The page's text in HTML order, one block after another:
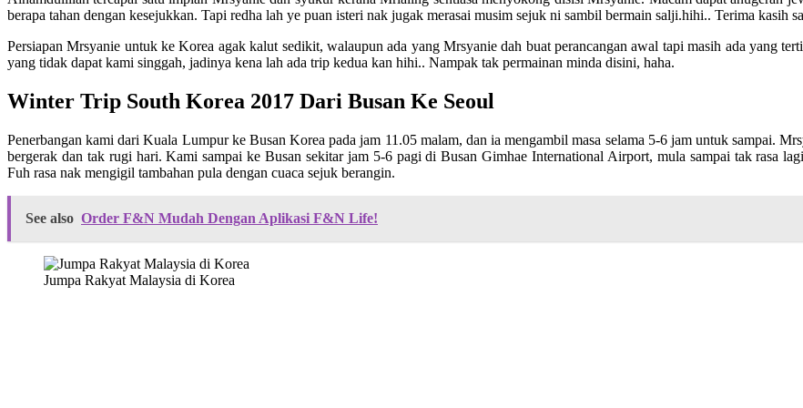
berapa tahan dengan kesejukkan. Tapi redha lah ye puan isteri nak jugak merasai musim sejuk ni sambil bermain salji.hihi.. Terima
Persiapan Mrsyanie untuk ke Korea agak kalut sedikit, walaupun ada yang Mrsyanie dah buat perancangan awal tapi masih ada yang
yang tidak dapat kami singgah, jadinya kena lah ada trip kedua kan hihi.. Nampak tak permainan minda disini, haha.
Winter Trip South Korea 2017 Dari Busan Ke Seoul
Penerbangan kami dari Kuala Lumpur ke Busan Korea pada jam 11.05 malam, dan ia mengambil masa selama 5-6 jam untuk sampai.
bergerak dan tak rugi hari. Kami sampai ke Busan sekitar jam 5-6 pagi di Busan Gimhae International Airport, mula sampai tak rasa
Fuh rasa nak mengigil tambahan pula dengan cuaca sejuk berangin.
See also Order F&N Mudah Dengan Aplikasi F&N Life!
Jumpa Rakyat Malaysia di Korea